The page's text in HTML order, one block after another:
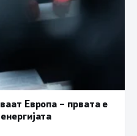
Европа – првата е